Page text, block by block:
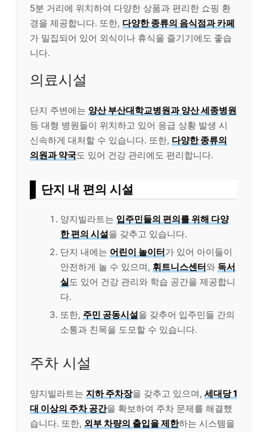
5분 거리에 위치하여 다양한 상품과 편리한 쇼핑 환
경을 제공합니다. 또한, 다양한 종류의 음식점과 카페
가 밀집되어 있어 외식이나 휴식을 즐기기에도 좋습
니다.
의료시설
단지 주변에는 양산 부산대학교병원과 양산 세종병원
등 대형 병원들이 위치하고 있어 응급 상황 발생 시
신속하게 대처할 수 있습니다. 또한, 다양한 종류의
의원과 약국도 있어 건강 관리에도 편리합니다.
단지 내 편의 시설
양지빌라트는 입주민들의 편의를 위해 다양
한 편의 시설을 갖추고 있습니다.
단지 내에는 어린이 놀이터가 있어 아이들이
안전하게 놀 수 있으며, 휘트니스센터와 독서
실도 있어 건강 관리와 학습 공간을 제공합니
다.
또한, 주민 공동시설을 갖추어 입주민들 간의
소통과 친목을 도모할 수 있습니다.
주차 시설
양지빌라트는 지하 주차장을 갖추고 있으며, 세대당 1
대 이상의 주차 공간을 확보하여 주차 문제를 해결했
습니다. 또한, 외부 차량의 출입을 제한하는 시스템을